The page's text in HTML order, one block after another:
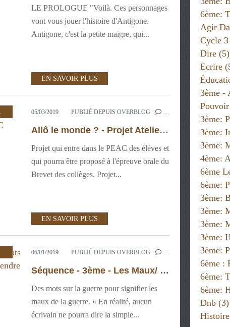
LE PROLOGUE "Voilà. Ces personnages
vont vous jouer l'histoire d'Antigone.
Antigone, c'est la petite maigre, qui...
EN SAVOIR PLUS
05/03/2019 PUBLIÉ DEPUIS OVERBLOG …
Allô le monde ? - Projet Atelier d'Expression Numérique - PEAC 3ème
Projet qui entre dans le PEAC des élèves et
qui pourra être proposé à l'épreuve orale du
Brevet des collèges. Projet...
EN SAVOIR PLUS
,3ÈME: MAITRISE DE L'ORAL, 3ÈME:
06/01/2019 PUBLIÉ DEPUIS OVERBLOG …
Séquence - 3ème - Les Maux/ mots de la grande guerre : faisons entendre la voix du poète !
Des mots sur la guerre pour signifier les
maux de la guerre. « En réalité, aucun
écrivain ne pourra dire la simple...
6ème:
Agir
Cycle 3
Dire (5)
Ecrire
3ème -
Pouvoir
3ème:
3ème:
3ème:
4ème:
6ème
6ème:
3ème:
3ème:
3ème:
3ème:
3ème:
6ème :
6ème:
6ème:
Dnb (3)